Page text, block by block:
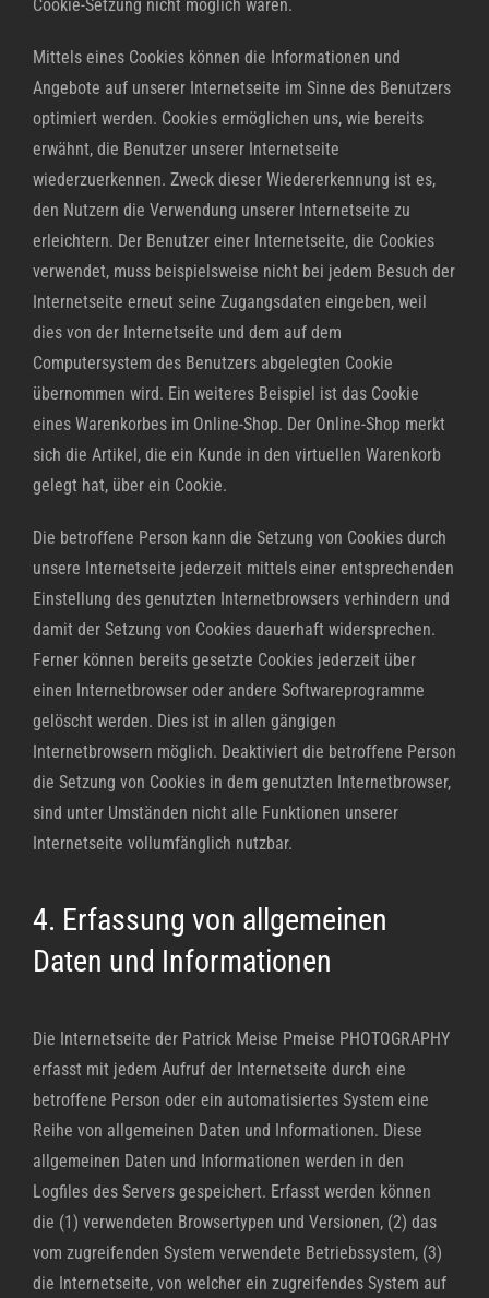
Cookie-Setzung nicht möglich wären.
Mittels eines Cookies können die Informationen und
Angebote auf unserer Internetseite im Sinne des Benutzers
optimiert werden. Cookies ermöglichen uns, wie bereits
erwähnt, die Benutzer unserer Internetseite
wiederzuerkennen. Zweck dieser Wiedererkennung ist es,
den Nutzern die Verwendung unserer Internetseite zu
erleichtern. Der Benutzer einer Internetseite, die Cookies
verwendet, muss beispielsweise nicht bei jedem Besuch der
Internetseite erneut seine Zugangsdaten eingeben, weil
dies von der Internetseite und dem auf dem
Computersystem des Benutzers abgelegten Cookie
übernommen wird. Ein weiteres Beispiel ist das Cookie
eines Warenkorbes im Online-Shop. Der Online-Shop merkt
sich die Artikel, die ein Kunde in den virtuellen Warenkorb
gelegt hat, über ein Cookie.
Die betroffene Person kann die Setzung von Cookies durch
unsere Internetseite jederzeit mittels einer entsprechenden
Einstellung des genutzten Internetbrowsers verhindern und
damit der Setzung von Cookies dauerhaft widersprechen.
Ferner können bereits gesetzte Cookies jederzeit über
einen Internetbrowser oder andere Softwareprogramme
gelöscht werden. Dies ist in allen gängigen
Internetbrowsern möglich. Deaktiviert die betroffene Person
die Setzung von Cookies in dem genutzten Internetbrowser,
sind unter Umständen nicht alle Funktionen unserer
Internetseite vollumfänglich nutzbar.
4. Erfassung von allgemeinen
Daten und Informationen
Die Internetseite der Patrick Meise Pmeise PHOTOGRAPHY
erfasst mit jedem Aufruf der Internetseite durch eine
betroffene Person oder ein automatisiertes System eine
Reihe von allgemeinen Daten und Informationen. Diese
allgemeinen Daten und Informationen werden in den
Logfiles des Servers gespeichert. Erfasst werden können
die (1) verwendeten Browsertypen und Versionen, (2) das
vom zugreifenden System verwendete Betriebssystem, (3)
die Internetseite, von welcher ein zugreifendes System auf